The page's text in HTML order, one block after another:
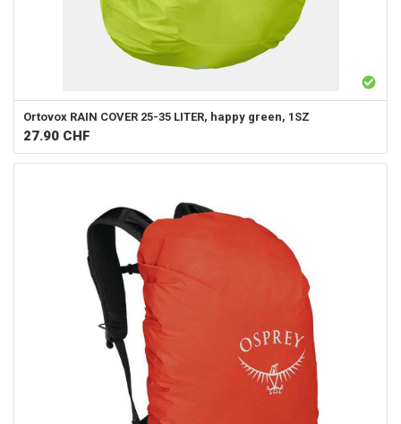
Ortovox RAIN COVER 25-35 LITER, happy green, 1SZ
27.90 CHF